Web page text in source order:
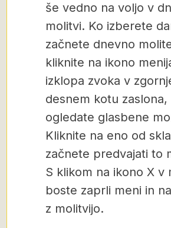
še vedno na voljo v
molitvi. Ko izberete
začnete dnevno
kliknite na ikono
izklopa zvoka v
desnem kotu zaslona,
ogledate glasbene
Kliknite na eno od
začnete predvajati to
S klikom na ikono X v
boste zaprli meni in
z molitvijo.